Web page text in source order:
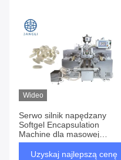
Wideo
Serwo silnik napędzany
Softgel Encapsulation
Machine dla masowej
produkcji farmaceutycznej
Uzyskaj najlepszą cenę